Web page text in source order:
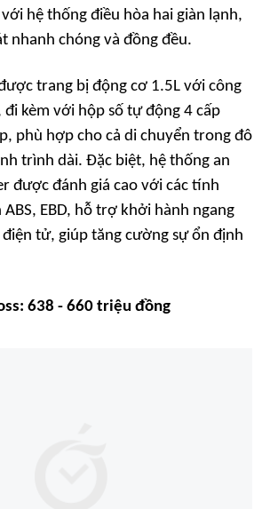
hệ thống điều hòa hai giàn lạnh,
nhanh chóng và đồng đều.
trang bị động cơ 1.5L với công
đi kèm với hộp số tự động 4 cấp
phù hợp cho cả di chuyển trong đô
trình dài. Đặc biệt, hệ thống an
được đánh giá cao với các tính
EBD, hỗ trợ khởi hành ngang
điện tử, giúp tăng cường sự ổn định
638 - 660 triệu đồng